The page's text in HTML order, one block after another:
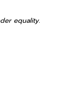
equality.